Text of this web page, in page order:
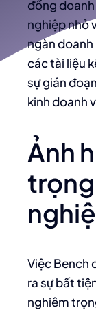
đồng
nghiệp nhỏ
ngàn
các tài liệu
sự gián
kinh doanh
Ảnh
Việc Bench
ra sự bất
nghiêm